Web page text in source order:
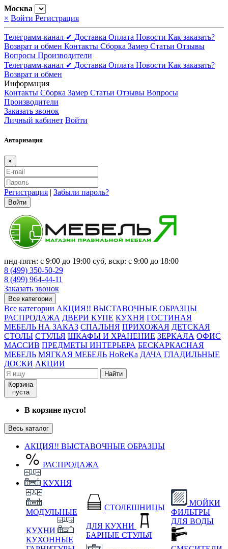
Москва
× Войти Регистрация
Телеграмм-канал ✔ Доставка Оплата Новости Как заказать?
Возврат и обмен Контакты Сборка Замер Статьи Отзывы
Вопросы Производители
Телеграмм-канал ✔ Доставка Оплата Новости Как заказать?
Возврат и обмен
Информация
Контакты Сборка Замер Статьи Отзывы Вопросы
Производители
Заказать звонок
Личный кабинет Войти
Авторизация
×
Регистрация | Забыли пароль?
Войти
пнд-пятн: с 9:00 до 19:00 суб, вскр: с 9:00 до 18:00
8 (499) 350-50-29
8 (499) 964-44-11
Заказать звонок
Все категории
Все категории АКЦИЯ!! ВЫСТАВОЧНЫЕ ОБРАЗЦЫ
РАСПРОДАЖА ДВЕРИ КУПЕ КУХНЯ ГОСТИНАЯ
МЕБЕЛЬ НА ЗАКАЗ СПАЛЬНЯ ПРИХОЖАЯ ДЕТСКАЯ
СТОЛЫ СТУЛЬЯ ШКАФЫ И ХРАНЕНИЕ ЗЕРКАЛА ОФИС
МАССИВ ПРЕДМЕТЫ ИНТЕРЬЕРА БЕСКАРКАСНАЯ
МЕБЕЛЬ МЯГКАЯ МЕБЕЛЬ HoReKa ДАЧА ГЛАДИЛЬНЫЕ
ДОСКИ АКЦИИ
Найти
Корзина
пуста
В корзине пусто!
Весь каталог
АКЦИЯ!! ВЫСТАВОЧНЫЕ ОБРАЗЦЫ
РАСПРОДАЖА
КУХНЯ
МОДУЛЬНЫЕ
КУХНИ
КУХОННЫЕ
СТОЛЕШНИЦЫ
ДЛЯ КУХНИ
БАРНЫЕ СТУЛЬЯ
МОЙКИ
ФИЛЬТРЫ
ДЛЯ ВОДЫ